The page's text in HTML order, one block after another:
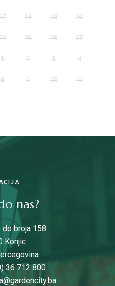
17 18 19 20
24 25 26 27
1 2 3 4
8 9 10 11
nas?
do broja 158
Konjic
36 712 800